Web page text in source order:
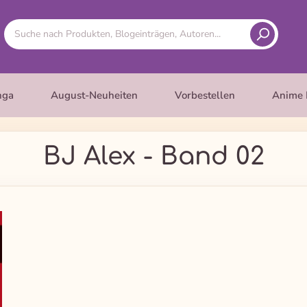
August-Neuheiten Vorbestellen Anime
BJ Alex - Band 02